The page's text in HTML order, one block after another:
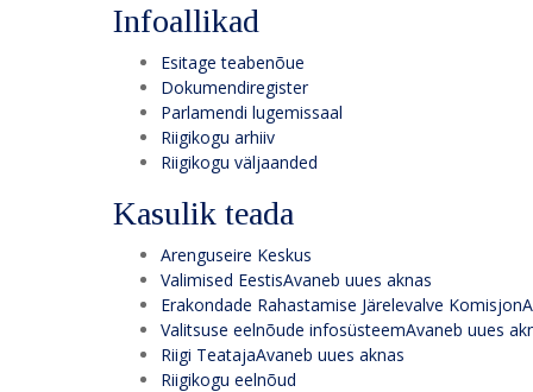
Infoallikad
Esitage teabenõue
Dokumendiregister
Parlamendi lugemissaal
Riigikogu arhiiv
Riigikogu väljaanded
Kasulik teada
Arenguseire Keskus
Valimised EestisAvaneb uues aknas
Erakondade Rahastamise Järelevalve Komisjon
Valitsuse eelnõude infosüsteemAvaneb uues
Riigi TeatajaAvaneb uues aknas
Riigikogu eelnõud